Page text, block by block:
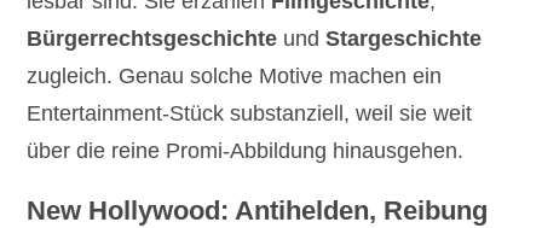
Bürgerrechtsgeschichte und Stargeschichte
zugleich. Genau solche Motive machen ein
Entertainment-Stück substanziell, weil sie weit
über die reine Promi-Abbildung hinausgehen.
New Hollywood: Antihelden, Reibung